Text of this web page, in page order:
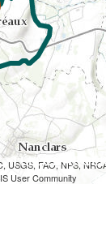
FAO, NPS,
User Community